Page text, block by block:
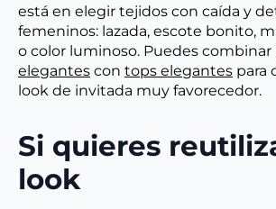
está en elegir tejidos con caída y
femeninos: lazada, escote bonito,
o color luminoso. Puedes combinar
elegantes con tops elegantes para
look de invitada muy favorecedor.
Si quieres
look